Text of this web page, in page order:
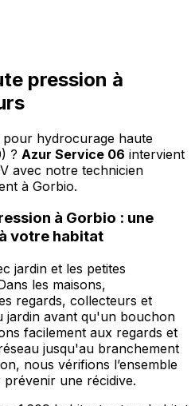
pression à
hydrocurage haute
? Azur Service 06 intervient
avec notre technicien
à Gorbio.
à Gorbio : une
votre habitat
jardin et les petites
les maisons,
regards, collecteurs et
jardin avant qu'un bouchon
facilement aux regards et
jusqu'au branchement
nous vérifions l’ensemble
une récidive.